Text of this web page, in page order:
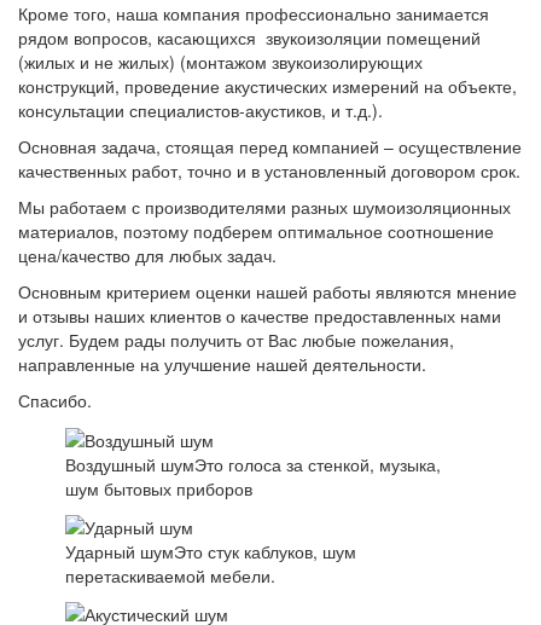
Кроме того, наша компания профессионально занимается
рядом вопросов, касающихся звукоизоляции помещений
(жилых и не жилых) (монтажом звукоизолирующих
конструкций, проведение акустических измерений на объекте,
консультации специалистов-акустиков, и т.д.).
Основная задача, стоящая перед компанией – осуществление
качественных работ, точно и в установленный договором срок.
Мы работаем с производителями разных шумоизоляционных
материалов, поэтому подберем оптимальное соотношение
цена/качество для любых задач.
Основным критерием оценки нашей работы являются мнение
и отзывы наших клиентов о качестве предоставленных нами
услуг. Будем рады получить от Вас любые пожелания,
направленные на улучшение нашей деятельности.
Спасибо.
Воздушный шумЭто голоса за стенкой, музыка,
шум бытовых приборов
Ударный шумЭто стук каблуков, шум
перетаскиваемой мебели.